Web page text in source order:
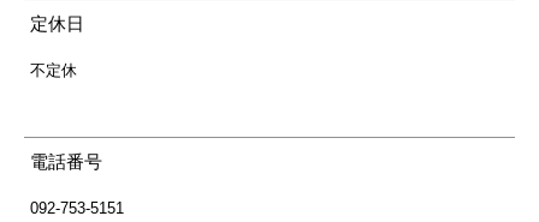
定休日
不定休
電話番号
092-753-5151